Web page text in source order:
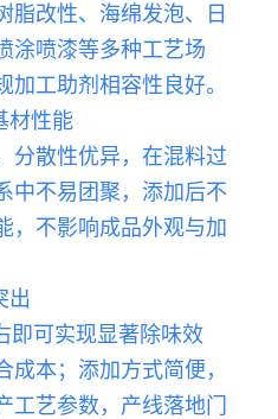
脂改性、海绵发泡、日
涂喷漆等多种工艺场
加工助剂相容性良好。
材性能
分散性优异，在混料过
中不易团聚，添加后不
，不影响成品外观与加
出
即可实现显著除味效
成本；添加方式简便，
工艺参数，产线落地门